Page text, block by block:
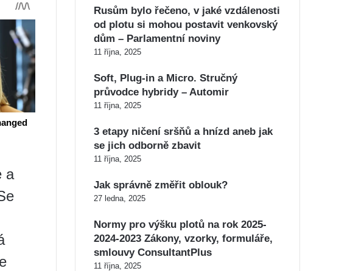
a
Rusům bylo řečeno, v jaké vzdálenosti
od plotu si mohou postavit venkovský
dům – Parlamentní noviny
11 října, 2025
Soft, Plug-in a Micro. Stručný
průvodce hybridy – Automir
11 října, 2025
3 etapy ničení sršňů a hnízd aneb jak
se jich odborně zbavit
11 října, 2025
Jak správně změřit oblouk?
27 ledna, 2025
Normy pro výšku plotů na rok 2025-
2024-2023 Zákony, vzorky, formuláře,
smlouvy ConsultantPlus
11 října, 2025